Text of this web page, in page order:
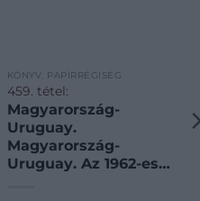
KÖNYV, PAPÍRRÉGISÉG
459. tétel:
Magyarország-
Uruguay.
Magyarország-
Uruguay. Az 1962-es